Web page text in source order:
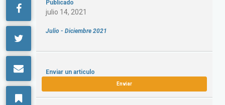
Publicado
julio 14, 2021
Julio - Diciembre 2021
Enviar un articulo
Enviar